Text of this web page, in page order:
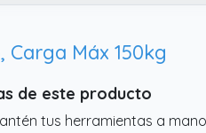
Máx 150kg
de este producto
tus herramientas a